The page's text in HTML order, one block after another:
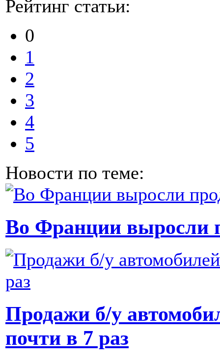
Рейтинг статьи:
0
1
2
3
4
5
Новости по теме:
Во Франции выросли
Продажи б/у
почти в 7 раз